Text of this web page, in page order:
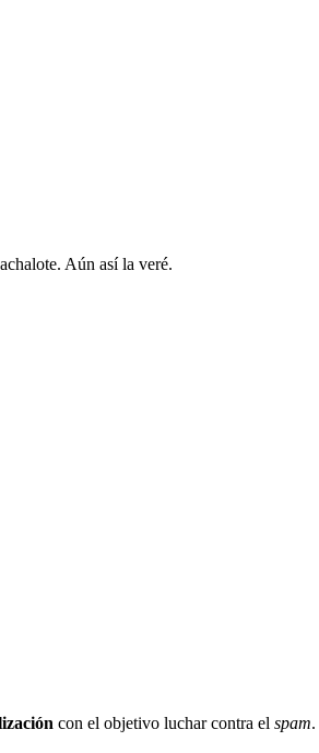
Aún así la veré.
con el objetivo luchar contra el spam